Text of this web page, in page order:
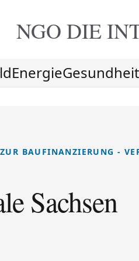
NGO DIE
EnergieGesundheit
BAUFINANZIERUNG -
Sachsen